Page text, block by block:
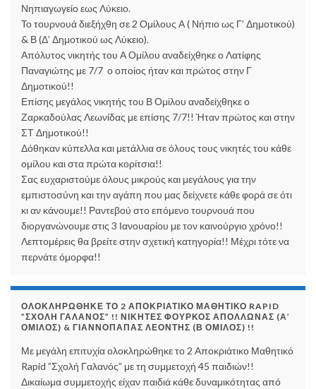
Νηπιαγωγείο εως Λύκειο.
Το τουρνουά διεξήχθη σε 2 Ομίλους Α ( Νήπιο ως Γ’ Δημοτικού)
& Β (Δ’ Δημοτικού ως Λύκειο).
Απόλυτος νικητής του Α Ομίλου αναδείχθηκε ο Λατίφης
Παναγιώτης με 7/7 ο οποίος ήταν και πρώτος στην Γ
Δημοτικού!!
Επίσης μεγάλος νικητής του Β Ομίλου αναδείχθηκε ο
Ζαρκαδούλας Λεωνίδας με επίσης 7/7!! Ήταν πρώτος και στην
ΣΤ Δημοτικού!!
Δόθηκαν κύπελλα και μετάλλια σε όλους τους νικητές του κάθε
ομίλου και στα πρώτα κορίτσια!!
Σας ευχαριστούμε όλους μικρούς και μεγάλους για την
εμπιστοσύνη και την αγάπη που μας δείχνετε κάθε φορά σε ότι
κι αν κάνουμε!! Ραντεβού στο επόμενο τουρνουά που
διοργανώνουμε στις 3 Ιανουαρίου με τον καινούργιο χρόνο!!
Λεπτομέρεις θα βρείτε στην σχετική κατηγορία!! Μέχρι τότε να
περνάτε όμορφα!!
ΟΛΟΚΛΗΡΏΘΗΚΕ ΤΟ 2 ΑΠΟΚΡΙΆΤΙΚΟ ΜΑΘΗΤΙΚΌ RAPID
”ΣΧΟΛΉ ΓΑΛΑΝΌΣ” !! ΝΙΚΗΤΈΣ ΦΟΎΡΚΟΣ ΑΠΌΛΛΩΝΑΣ (Α’
ΌΜΙΛΟΣ) & ΓΙΑΝΝΌΠΑΠΑΣ ΛΕΟΝΤΉΣ (Β ΌΜΙΛΟΣ) !!
Με μεγάλη επιτυχία ολοκληρώθηκε το 2 Αποκριάτικο Μαθητικό
Rapid ”Σχολή Γαλανός” με τη συμμετοχή 45 παιδιών!!
Δικαίωμα συμμετοχής είχαν παιδιά κάθε δυναμικότητας από